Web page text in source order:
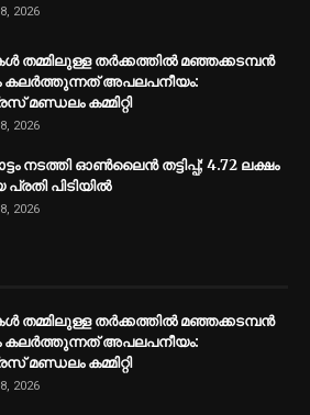
2026
തമ്മിലുള്ള തർക്കത്തിൽ മഞ്ഞക്കടമ്പൻ
കലർത്തുന്നത് അപലപനീയം:
കമ്മിറ്റി
2026
നടത്തി ഓൺലൈൻ തട്ടിപ്പ്; 4.72 ലക്ഷം
പ്രതി പിടിയിൽ
2026
തമ്മിലുള്ള തർക്കത്തിൽ മഞ്ഞക്കടമ്പൻ
കലർത്തുന്നത് അപലപനീയം:
കമ്മിറ്റി
2026